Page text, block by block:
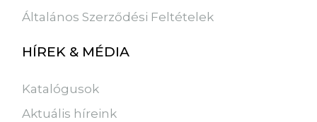
Általános Szerződési Feltételek
HÍREK & MÉDIA
Katalógusok
Aktuális híreink